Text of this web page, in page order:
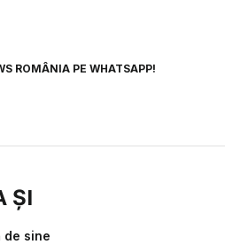
ROMÂNIA PE WHATSAPP!
ȘI
de sine